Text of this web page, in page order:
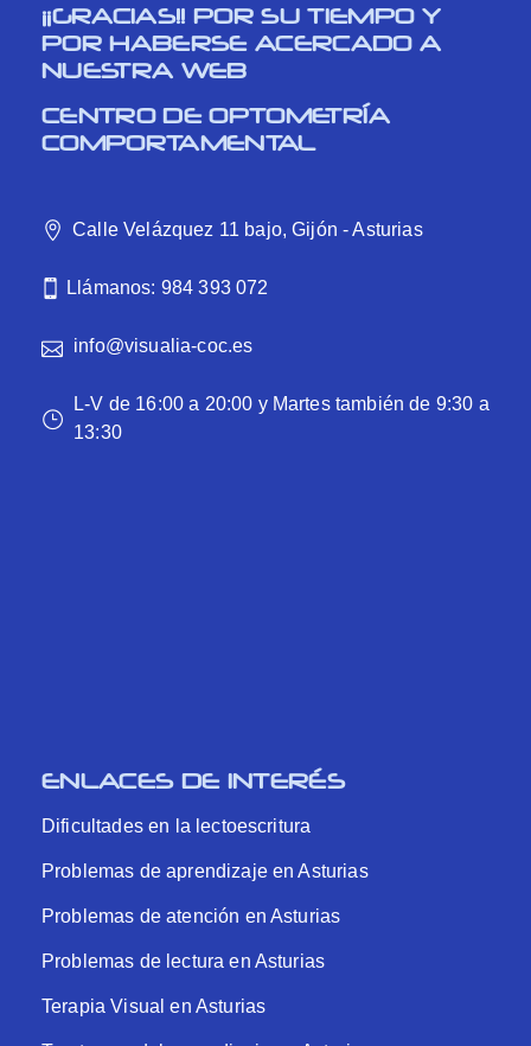
¡¡GRACIAS!! POR SU TIEMPO Y
POR HABERSE ACERCADO A
NUESTRA WEB
CENTRO DE OPTOMETRÍA
COMPORTAMENTAL
Calle Velázquez 11 bajo, Gijón - Asturias
Llámanos: 984 393 072
info@visualia-coc.es
L-V de 16:00 a 20:00 y Martes también de 9:30 a
13:30
ENLACES DE INTERÉS
Dificultades en la lectoescritura
Problemas de aprendizaje en Asturias
Problemas de atención en Asturias
Problemas de lectura en Asturias
Terapia Visual en Asturias